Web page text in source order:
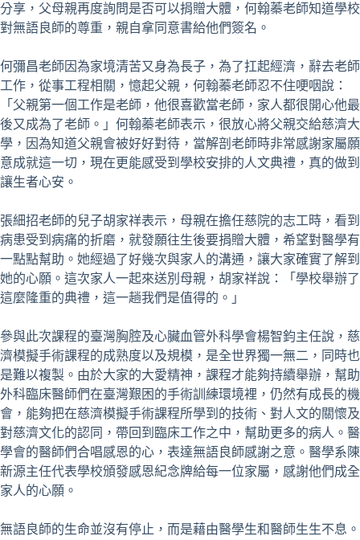
分享，父母親再度詢問是否可以捐贈大體，何翰蓁老師知道學校
對無語良師的尊重，親自拿同意書給他們簽名。
何彌昌老師因為家境清苦又身為長子，為了扛起經濟，辭去老師
工作，從事工程相關，憶起父親，何翰蓁老師忍不住哽咽說：
「父親第一個工作是老師，他很喜歡當老師，家人都很開心他最
後又成為了老師。」何翰蓁老師表示，很放心將父親交給慈濟大
學，因為知道父親會被好好對待，當解剖老師時非常感謝家屬願
意成就這一切，現在更能感受到學校安排的人文典禮，真的做到
讓生者心安。
張細招老師的兒子胡家祥表示，母親在擔任慈院的志工時，看到
病患受到病痛的折磨，就發願往生後要捐贈大體，希望對醫學有
一點點幫助。她經過了好幾次與家人的溝通，讓大家確實了解到
她的心願。這次家人一起來送別母親，胡家祥說：「學校舉辦了
這麼隆重的典禮，這一趟我們是值得的。」
參與此次課程的臺灣胸腔及心臟血管外科學會楊智鈞主任說，慈
濟模擬手術課程的成熟度以及規模，是全世界獨一無二，同時也
是難以複製。由於大家的大愛精神，課程才能夠持續舉辦，幫助
外科臨床醫師們在臺灣艱困的手術訓練環境裡，仍然有成長的機
會，能夠把在慈濟模擬手術課程所學到的技術、對人文的關懷及
對慈濟文化的認同，帶回到臨床工作之中，幫助更多的病人。醫
學會的醫師們合唱感恩的心，表達無語良師感謝之意。醫學系陳
新源主任代表學校頒發感恩紀念牌給每一位家屬，感謝他們成全
家人的心願。
無語良師的生命並沒有停止，而是藉由醫學生和醫師生生不息。